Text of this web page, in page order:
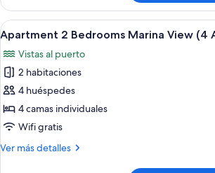
Adults
+2
children)
2
Bedrooms
Marina
View
(4
Adults
+2
children)
Abrir
todas
las
fotos
de
Apartment
2
Marina
Una sala
9
Apartment 2 Bedrooms Marina View (4
Vistas al puerto
2 habitaciones
4 huéspedes
4 camas individuales
Wifi gratis
Ver más detalles
Más